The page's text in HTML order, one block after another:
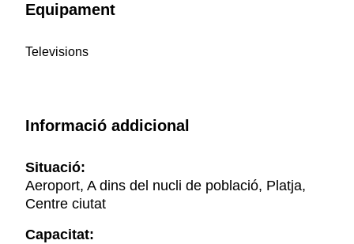
Equipament
Televisions
Informació addicional
Situació:
Aeroport, A dins del nucli de població, Platja,
Centre ciutat
Capacitat: